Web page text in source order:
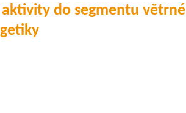
do segmentu větrné